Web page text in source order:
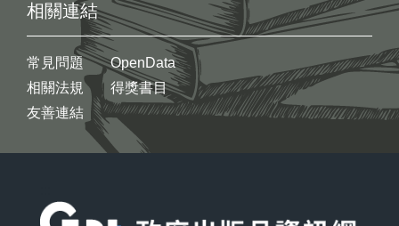
相關連結
常見問題
相關法規
友善連結
OpenData
得獎書目